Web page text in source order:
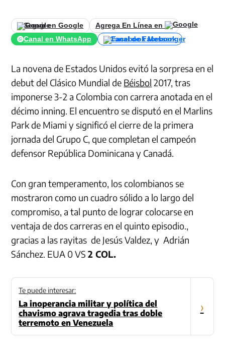
Seguir en Google
Agrega En Línea en
Canal en WhatsApp
Canal de Facebook
La novena de Estados Unidos evitó la sorpresa en el
debut del Clásico Mundial de Béisbol 2017, tras
imponerse 3-2 a Colombia con carrera anotada en el
décimo inning. El encuentro se disputó en el Marlins
Park de Miami y significó el cierre de la primera
jornada del Grupo C, que completan el campeón
defensor República Dominicana y Canadá.
Con gran temperamento, los colombianos se
mostraron como un cuadro sólido a lo largo del
compromiso, a tal punto de lograr colocarse en
ventaja de dos carreras en el quinto episodio.,
gracias a las rayitas de Jesús Valdez, y Adrián
Sánchez. EUA 0 VS2 COL.
Te puede interesar:
La inoperancia militar y política del
chavismo agrava tragedia tras doble
terremoto en Venezuela
›